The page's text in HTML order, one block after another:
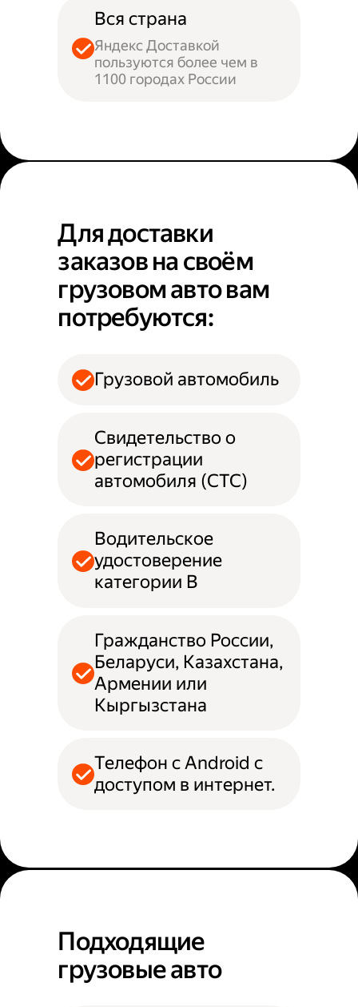
Вся страна
Яндекс Доставкой
пользуются более чем в
1100 городах России
Для доставки
заказов на своём
грузовом авто вам
потребуются:
Грузовой автомобиль
Свидетельство о
регистрации
автомобиля (СТС)
Водительское
удостоверение
категории B
Гражданство России,
Беларуси, Казахстана,
Армении или
Кыргызстана
Телефон с Android с
доступом в интернет.
Подходящие
грузовые авто